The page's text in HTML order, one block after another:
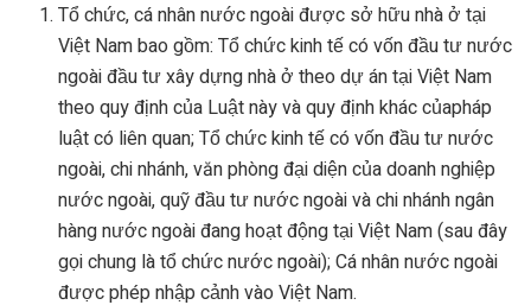
Tổ chức, cá nhân nước ngoài được sở hữu nhà ở tại
Việt Nam bao gồm: Tổ chức kinh tế có vốn đầu tư nước
ngoài đầu tư xây dựng nhà ở theo dự án tại Việt Nam
theo quy định của Luật này và quy định khác củapháp
luật có liên quan; Tổ chức kinh tế có vốn đầu tư nước
ngoài, chi nhánh, văn phòng đại diện của doanh nghiệp
nước ngoài, quỹ đầu tư nước ngoài và chi nhánh ngân
hàng nước ngoài đang hoạt động tại Việt Nam (sau đây
gọi chung là tổ chức nước ngoài); Cá nhân nước ngoài
được phép nhập cảnh vào Việt Nam.